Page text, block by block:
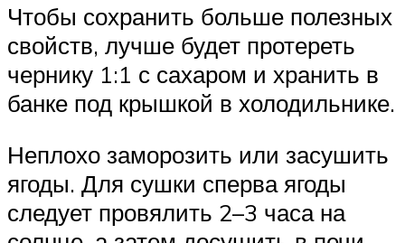
Чтобы сохранить больше полезных
свойств, лучше будет протереть
чернику 1:1 с сахаром и хранить в
банке под крышкой в холодильнике.
Неплохо заморозить или засушить
ягоды. Для сушки сперва ягоды
следует провялить 2–3 часа на